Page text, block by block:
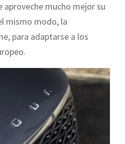
aproveche mucho mejor su
mismo modo, la
para adaptarse a los